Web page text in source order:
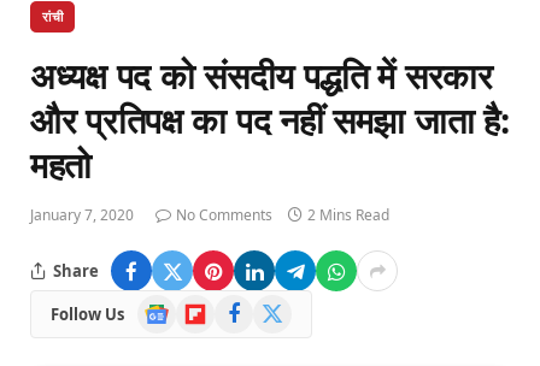
रांची
अध्यक्ष पद को संसदीय पद्धति में सरकार
और प्रतिपक्ष का पद नहीं समझा जाता है:
महतो
January 7, 2020 No Comments 2 Mins Read
Share
Follow Us
Google
News
FlipboardFacebook